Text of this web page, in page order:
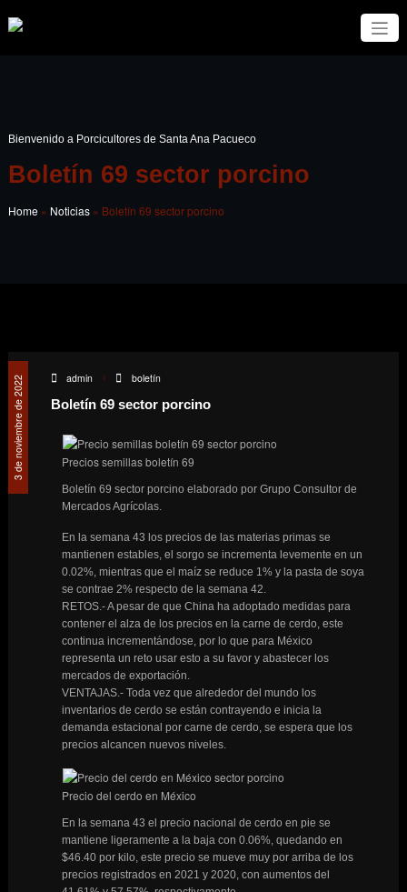
Bienvenido a Porcicultores de Santa Ana Pacueco
Boletín 69 sector porcino
Home » Noticias » Boletín 69 sector porcino
3 de noviembre de 2022 admin boletín
Boletín 69 sector porcino
Precios semillas boletín 69
Boletín 69 sector porcino elaborado por Grupo Consultor de
Mercados Agrícolas.
En la semana 43 los precios de las materias primas se
mantienen estables, el sorgo se incrementa levemente en un
0.02%, mientras que el maíz se reduce 1% y la pasta de soya
se contrae 2% respecto de la semana 42.
RETOS.- A pesar de que China ha adoptado medidas para
contener el alza de los precios en la carne de cerdo, este
continua incrementándose, por lo que para México
representa un reto usar esto a su favor y abastecer los
mercados de exportación.
VENTAJAS.- Toda vez que alrededor del mundo los
inventarios de cerdo se están contrayendo e inicia la
demanda estacional por carne de cerdo, se espera que los
precios alcancen nuevos niveles.
Precio del cerdo en México
En la semana 43 el precio nacional de cerdo en pie se
mantiene ligeramente a la baja con 0.06%, quedando en
$46.40 por kilo, este precio se mueve muy por arriba de los
precios registrados en 2021 y 2020, con aumentos del